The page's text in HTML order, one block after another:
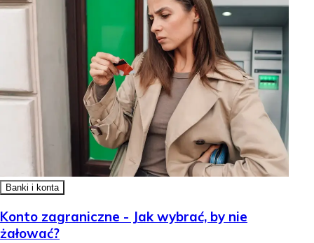
Banki i konta
Konto zagraniczne - Jak wybrać, by nie
żałować?